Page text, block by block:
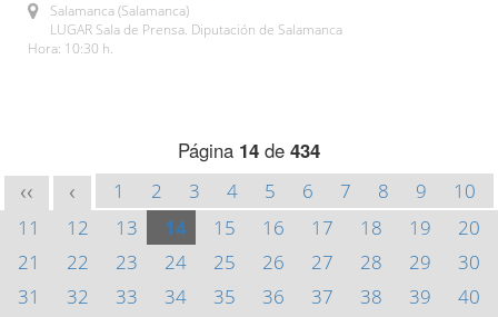
Salamanca (Salamanca)
LUGAR Sala de Prensa. Diputación de Salamanca
Hora: 10:30 h.
Página 14 de 434
<< < 1 2 3 4 5 6 7 8 9
10
11
12 13 14 15 16 17 18 19
20
21
22 23 24 25 26 27 28 29
30
31
32 33 34 35 36 37 38 39
40